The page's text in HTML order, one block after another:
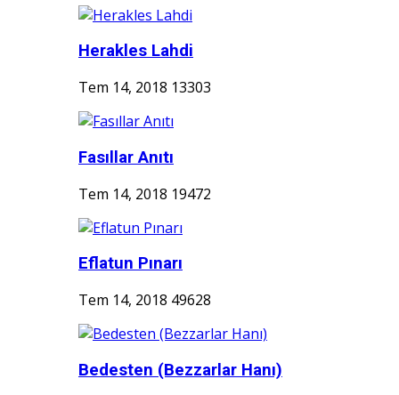
Herakles Lahdi
Tem 14, 2018 13303
Fasıllar Anıtı
Tem 14, 2018 19472
Eflatun Pınarı
Tem 14, 2018 49628
Bedesten (Bezzarlar Hanı)